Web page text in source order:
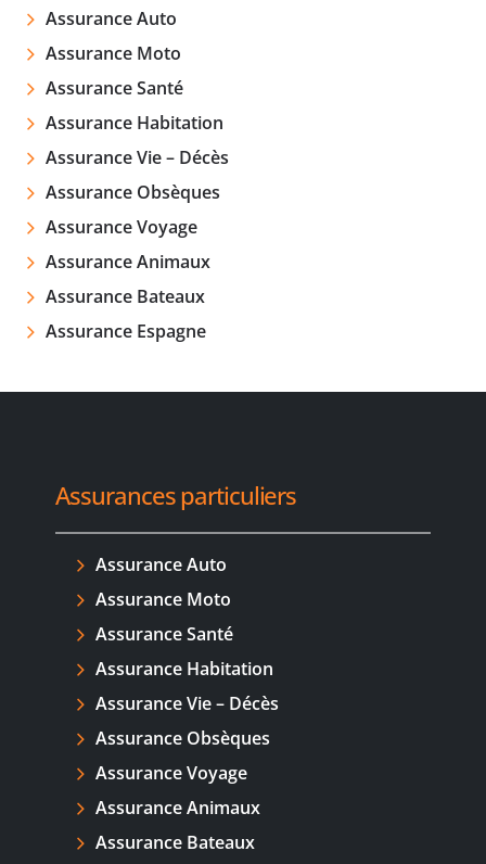
Assurance Auto
Assurance Moto
Assurance Santé
Assurance Habitation
Assurance Vie – Décès
Assurance Obsèques
Assurance Voyage
Assurance Animaux
Assurance Bateaux
Assurance Espagne
Assurances particuliers
Assurance Auto
Assurance Moto
Assurance Santé
Assurance Habitation
Assurance Vie – Décès
Assurance Obsèques
Assurance Voyage
Assurance Animaux
Assurance Bateaux